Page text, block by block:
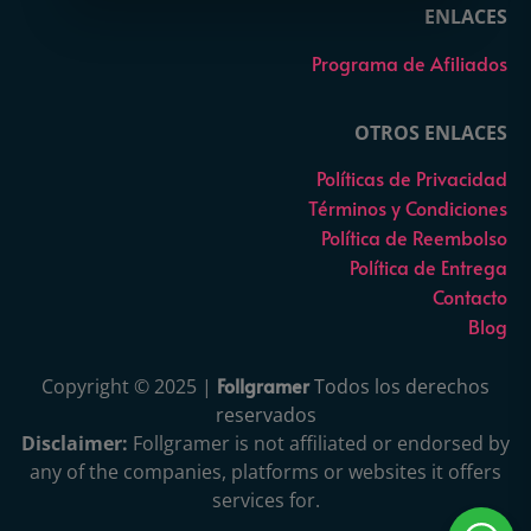
ENLACES
Programa de Afiliados
OTROS ENLACES
Políticas de Privacidad
Términos y Condiciones
Política de Reembolso
Política de Entrega
Contacto
Blog
Copyright © 2025 | FollgramerTodos los derechos
reservados
Disclaimer: Follgramer is not affiliated or endorsed by
any of the companies, platforms or websites it offers
services for.